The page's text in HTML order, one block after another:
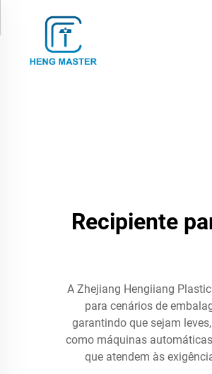
Recipiente
A Zhejiang Hengiiang
para cenários de
garantindo que sejam
como máquinas
que atendem às